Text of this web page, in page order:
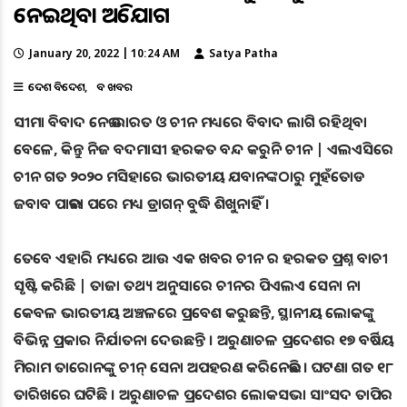
ନେଇଥିବା ଅଭିଯୋଗ
January 20, 2022 | 10:24 AM Satya Patha
ଦେଶ ବିଦେଶ ବଡ ଖବର
ସୀମା ବିବାଦ ନେଇ ଭାରତ ଓ ଚୀନ ମଧ୍ୟରେ ବିବାଦ ଲାଗି ରହିଥିବା
ବେଳେ, କିନ୍ତୁ ନିଜ ବଦମାସୀ ହରକତ ବନ୍ଦ କରୁନି ଚୀନ | ଏଲଏସିରେ
ଚୀନ ଗତ ୨୦୨୦ ମସିହାରେ ଭାରତୀୟ ଯବାନଙ୍କଠାରୁ ମୁହଁତୋଡ
ଜବାବ ପାଇବା ପରେ ମଧ୍ୟ ଡ୍ରାଗନ୍ ବୁଦ୍ଧି ଶିଖୁନାହିଁ ।
ତେବେ ଏହାରି ମଧ୍ୟରେ ଆଉ ଏକ ଖବର ଚୀନ ର ହରକତ ପ୍ରଶ୍ନ ବାଚୀ
ସୃଷ୍ଟି କରିଛି | ତାଜା ତଥ୍ୟ ଅନୁସାରେ ଚୀନର ପିଏଲଏ ସେନା ନା
କେବଳ ଭାରତୀୟ ଅଞ୍ଚଳରେ ପ୍ରବେଶ କରୁଛନ୍ତି, ସ୍ଥାନୀୟ ଲୋକଙ୍କୁ
ବିଭିନ୍ନ ପ୍ରକାର ନିର୍ଯାତନା ଦେଉଛନ୍ତି । ଅରୁଣାଚଳ ପ୍ରଦେଶର ୧୭ ବର୍ଷିୟ
ମିରାମ ତାରୋନଙ୍କୁ ଚୀନ୍ ସେନା ଅପହରଣ କରିନେଇଛି । ଘଟଣା ଗତ ୧୮
ତାରିଖରେ ଘଟିଛି । ଅରୁଣାଚଳ ପ୍ରଦେଶର ଲୋକସଭା ସାଂସଦ ତାପିର